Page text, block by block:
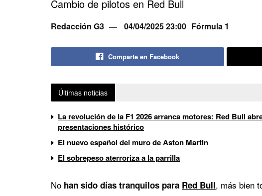
Cambio de pilotos en Red Bull
Redacción G3 04/04/2025 23:00 Fórmula 1
Comparte en Facebook
Últimas noticias
La revolución de la F1 2026 arranca motores: Red Bull
presentaciones histórico
El nuevo español del muro de Aston Martin
El sobrepeso aterroriza a la parrilla
No han sido días tranquilos para Red Bull, más bien